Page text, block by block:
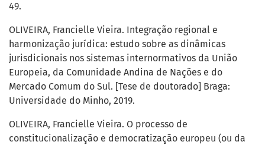
49.
OLIVEIRA, Francielle Vieira. Integração regional e
harmonização jurídica: estudo sobre as dinâmicas
jurisdicionais nos sistemas internormativos da União
Europeia, da Comunidade Andina de Nações e do
Mercado Comum do Sul. [Tese de doutorado] Braga:
Universidade do Minho, 2019.
OLIVEIRA, Francielle Vieira. O processo de
constitucionalização e democratização europeu (ou da